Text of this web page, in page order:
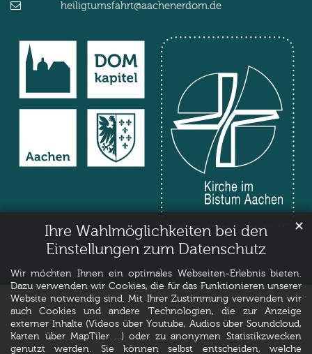
Ihre Wahlmöglichkeiten bei den
Einstellungen zum Datenschutz
Wir möchten Ihnen ein optimales Webseiten-Erlebnis bieten.
Dazu verwenden wir Cookies, die für das Funktionieren unserer
Website notwendig sind. Mit Ihrer Zustimmung verwenden wir
auch Cookies und andere Technologien, die zur Anzeige
externer Inhalte (Videos über Youtube, Audios über Soundcloud,
Karten über MapTiler ...) oder zu anonymen Statistikzwecken
genutzt werden. Sie können selbst entscheiden, welche
✕
heiligtumsfahrt@aachenerdom.de